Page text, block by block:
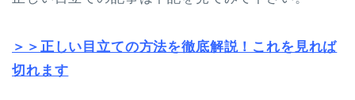
＞＞正しい目立ての方法を徹底解説！これを見れば
切れます